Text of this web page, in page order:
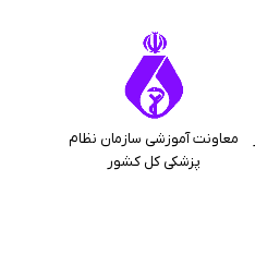
معاونت آموزشی سازمان نظام
پزشکی کل کشور